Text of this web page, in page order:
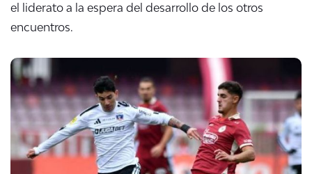
el liderato a la espera del desarrollo de los otros
encuentros.